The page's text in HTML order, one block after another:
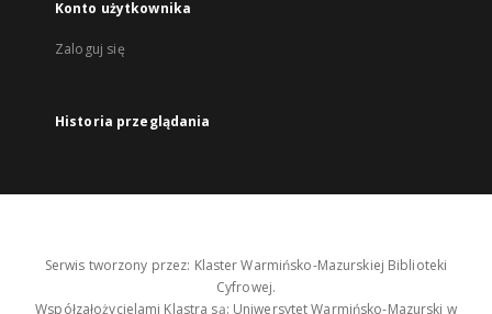
Konto użytkownika
Zaloguj się
Historia przeglądania
Serwis tworzony przez: Klaster Warmińsko-Mazurskiej Biblioteki
Cyfrowej.
Współzałożycielami Klastra są: Uniwersytet Warmińsko-Mazurski w